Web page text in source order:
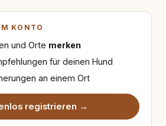
dort, wo Information,
zusammenkommen. Mit meinen
ich genau dazu beitragen.
KONTO
und Orte merken
für deinen Hund
an einem Ort
registrieren →